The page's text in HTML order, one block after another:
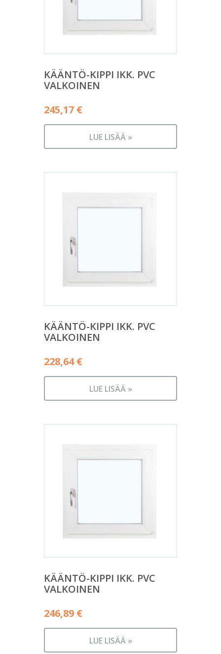
KÄÄNTÖ-KIPPI IKK. PVC
VALKOINEN
245,17 €
LUE LISÄÄ »
KÄÄNTÖ-KIPPI IKK. PVC
VALKOINEN
228,64€
LUE LISÄÄ »
KÄÄNTÖ-KIPPI IKK. PVC
VALKOINEN
246,89 €
LUE LISÄÄ »